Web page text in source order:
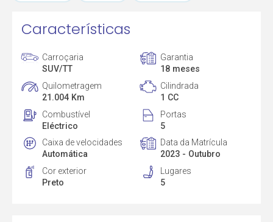
Características
Carroçaria
SUV/TT
Garantia
18 meses
Quilometragem
21.004 Km
Cilindrada
1 CC
Combustível
Eléctrico
Portas
5
Caixa de velocidades
Automática
Data da Matrícula
2023 - Outubro
Cor exterior
Preto
Lugares
5